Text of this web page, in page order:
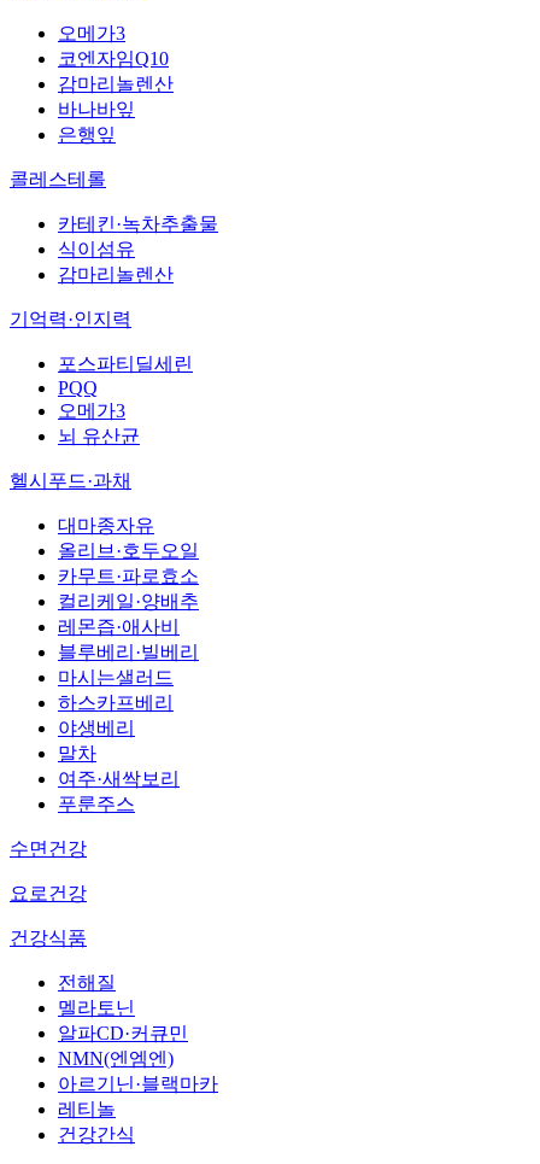
오메가3
코엔자임Q10
감마리놀렌산
바나바잎
은행잎
콜레스테롤
카테킨·녹차추출물
식이섬유
감마리놀렌산
기억력·인지력
포스파티딜세린
PQQ
오메가3
뇌 유산균
헬시푸드·과채
대마종자유
올리브·호두오일
카무트·파로효소
컬리케일·양배추
레몬즙·애사비
블루베리·빌베리
마시는샐러드
하스카프베리
야생베리
말차
여주·새싹보리
푸룬주스
수면건강
요로건강
건강식품
전해질
멜라토닌
알파CD·커큐민
NMN(엔엠엔)
아르기닌·블랙마카
레티놀
건강간식